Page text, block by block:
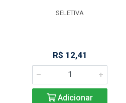
SELETIVA
R$ 12,41
Adicionar